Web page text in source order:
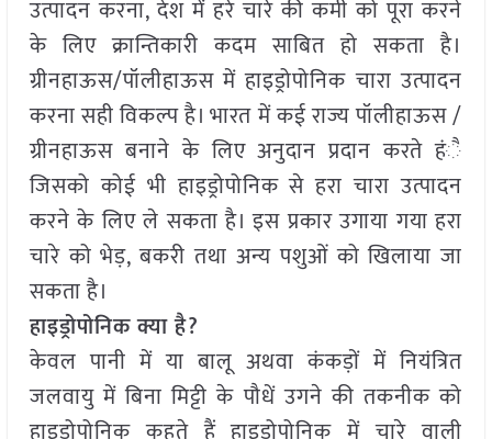
उत्पादन करना, देश में हरे चारे की कमी को पूरा करने
के लिए क्रान्तिकारी कदम साबित हो सकता है।
ग्रीनहाऊस/पॉलीहाऊस में हाइड्रोपोनिक चारा उत्पादन
करना सही विकल्प है। भारत में कई राज्य पॉलीहाऊस /
ग्रीनहाऊस बनाने के लिए अनुदान प्रदान करते हंै
जिसको कोई भी हाइड्रोपोनिक से हरा चारा उत्पादन
करने के लिए ले सकता है। इस प्रकार उगाया गया हरा
चारे को भेड़, बकरी तथा अन्य पशुओं को खिलाया जा
सकता है।
हाइड्रोपोनिक क्या है?
केवल पानी में या बालू अथवा कंकड़ों में नियंत्रित
जलवायु में बिना मिट्टी के पौधें उगने की तकनीक को